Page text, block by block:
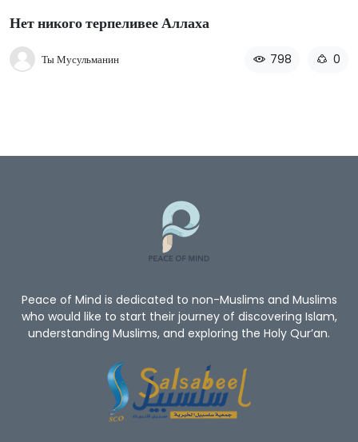
Нет никого терпеливее Аллаха
Ты Мусульманин 798 0
Peace of Mind is dedicated to non-Muslims and Muslims
who would like to start their journey of discovering Islam,
understanding Muslims, and exploring the Holy Qur’an.